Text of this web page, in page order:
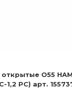
О55
1,2 PC) арт.